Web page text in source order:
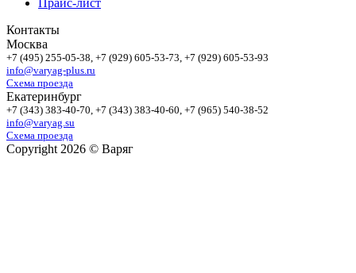
Контакты
Москва
+7 (495) 255-05-38 , +7 (929) 605-53-73 , +7 (929) 605-53-93
info@varyag-plus.ru
Схема проезда
Екатеринбург
+7 (343) 383-40-70 , +7 (343) 383-40-60 , +7 (965) 540-38-52
info@varyag.su
Схема проезда
Copyright 2026 © Варяг